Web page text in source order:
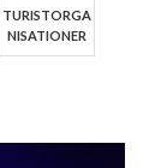
TURISTORGA
NISATIONER